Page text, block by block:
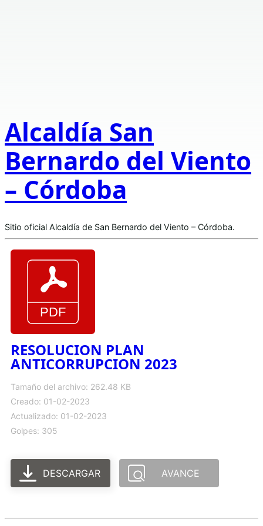
Alcaldía San
Bernardo del Viento
– Córdoba
Sitio oficial Alcaldía de San Bernardo del Viento – Córdoba.
RESOLUCION PLAN
ANTICORRUPCION 2023
Tamaño del archivo: 262.48 KB
Creado: 01-02-2023
Actualizado: 01-02-2023
Golpes: 305
DESCARGAR AVANCE